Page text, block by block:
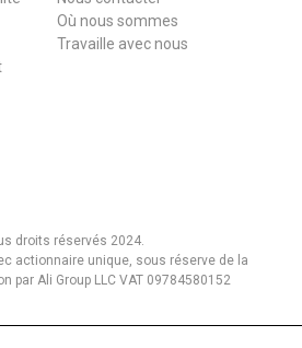
Où nous sommes
Travaille avec nous
droits réservés 2024.
actionnaire unique, sous réserve de la
par Ali Group LLC VAT 09784580152